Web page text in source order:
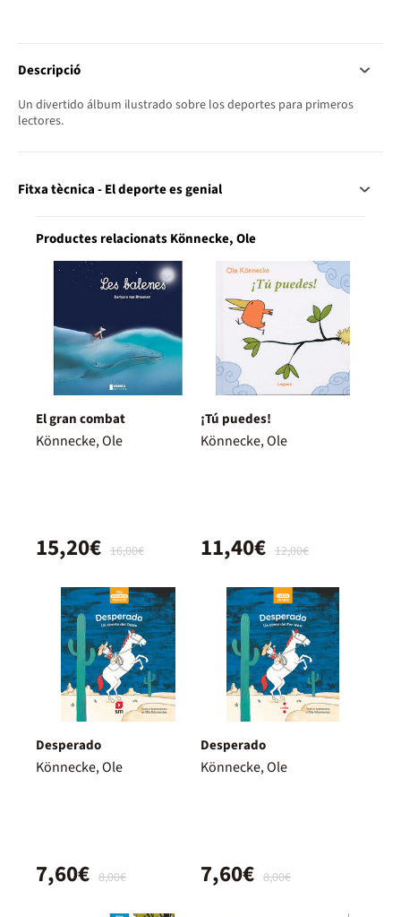
Descripció
Un divertido álbum ilustrado sobre los deportes para primeros
lectores.
Fitxa tècnica - El deporte es genial
Productes relacionats Könnecke, Ole
El gran combat
Könnecke, Ole
16,00€
15,20€
¡Tú puedes!
Könnecke, Ole
12,00€
11,40€
Desperado
Könnecke, Ole
8,00€
7,60€
Desperado
Könnecke, Ole
8,00€
7,60€